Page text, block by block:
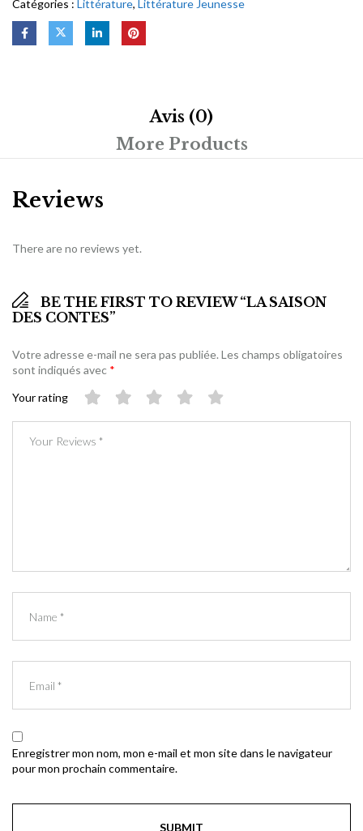
Catégories : Littérature, Littérature Jeunesse
Avis (0)
More Products
Reviews
There are no reviews yet.
BE THE FIRST TO REVIEW “LA SAISON
DES CONTES”
Votre adresse e-mail ne sera pas publiée.Les champs obligatoires
sont indiqués avec *
Your rating
Enregistrer mon nom, mon e-mail et mon site dans le navigateur
pour mon prochain commentaire.